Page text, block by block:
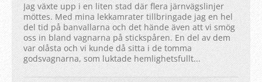
Jag växte upp i en liten stad där flera järnvägslinjer
möttes. Med mina lekkamrater tillbringade jag en hel
del tid på banvallarna och det hände även att vi smög
oss in bland vagnarna på stickspåren. En del av dem
var olåsta och vi kunde då sitta i de tomma
godsvagnarna, som luktade hemlighetsfullt...